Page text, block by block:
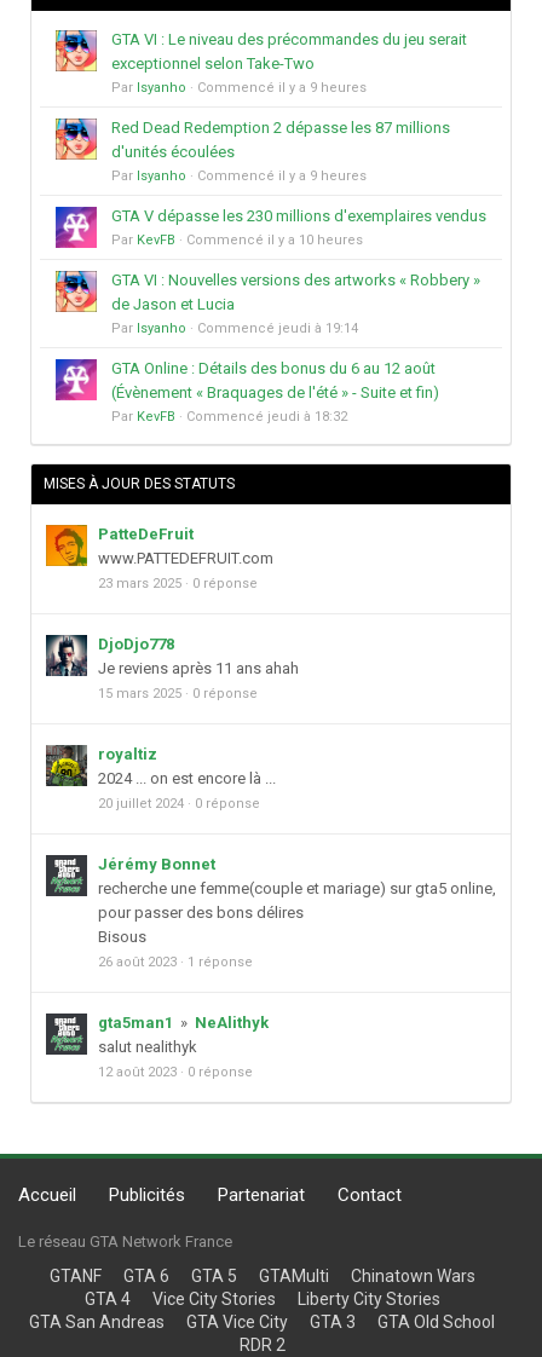
GTA VI : Le niveau des précommandes du jeu serait
exceptionnel selon Take-Two
Par Isyanho · Commencé il y a 9 heures
Red Dead Redemption 2 dépasse les 87 millions
d'unités écoulées
Par Isyanho · Commencé il y a 9 heures
GTA V dépasse les 230 millions d'exemplaires vendus
Par KevFB · Commencé il y a 10 heures
GTA VI : Nouvelles versions des artworks « Robbery »
de Jason et Lucia
Par Isyanho · Commencé jeudi à 19:14
GTA Online : Détails des bonus du 6 au 12 août
(Évènement « Braquages de l'été » - Suite et fin)
Par KevFB · Commencé jeudi à 18:32
MISES À JOUR DES STATUTS
PatteDeFruit
www.PATTEDEFRUIT.com
23 mars 2025 · 0 réponse
DjoDjo778
Je reviens après 11 ans ahah
15 mars 2025 · 0 réponse
royaltiz
2024 ... on est encore là ...
20 juillet 2024 · 0 réponse
Jérémy Bonnet
recherche une femme(couple et mariage) sur gta5 online,
pour passer des bons délires
Bisous
26 août 2023 · 1 réponse
gta5man1 » NeAlithyk
salut nealithyk
12 août 2023 · 0 réponse
Accueil Publicités Partenariat Contact
Le réseau GTA Network France
GTANF GTA 6 GTA 5 GTAMulti
Chinatown Wars
GTA 4
Vice City Stories
Liberty City Stories
GTA San Andreas
GTA Vice City GTA 3
GTA Old School
RDR 2